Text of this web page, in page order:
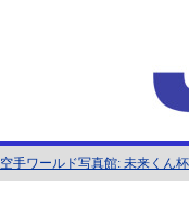
空手ワールド写真館: 未来くん